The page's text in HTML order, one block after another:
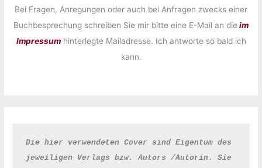
Bei Fragen, Anregungen oder auch bei Anfragen zwecks einer
Buchbesprechung schreiben Sie mir bitte eine E-Mail an die im
Impressumhinterlegte Mailadresse. Ich antworte so bald ich
kann.
Die hier verwendeten Cover sind Eigentum des
jeweiligen Verlags bzw. Autors /Autorin. Sie